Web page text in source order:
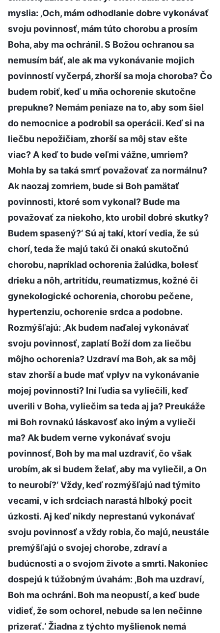
myslia: ‚Och, mám odhodlanie dobre vykonávať
svoju povinnosť, mám túto chorobu a prosím
Boha, aby ma ochránil. S Božou ochranou sa
nemusím báť, ale ak ma vykonávanie mojich
povinností vyčerpá, zhorší sa moja choroba? Čo
budem robiť, keď u mňa ochorenie skutočne
prepukne? Nemám peniaze na to, aby som šiel
do nemocnice a podrobil sa operácii. Keď si na
liečbu nepožičiam, zhorší sa môj stav ešte
viac? A keď to bude veľmi vážne, umriem?
Mohla by sa taká smrť považovať za normálnu?
Ak naozaj zomriem, bude si Boh pamätať
povinnosti, ktoré som vykonal? Bude ma
považovať za niekoho, kto urobil dobré skutky?
Budem spasený?‘ Sú aj takí, ktorí vedia, že sú
chorí, teda že majú takú či onakú skutočnú
chorobu, napríklad ochorenia žalúdka, bolesť
drieku a nôh, artritídu, reumatizmus, kožné či
gynekologické ochorenia, chorobu pečene,
hypertenziu, ochorenie srdca a podobne.
Rozmýšľajú: ‚Ak budem naďalej vykonávať
svoju povinnosť, zaplatí Boží dom za liečbu
môjho ochorenia? Uzdraví ma Boh, ak sa môj
stav zhorší a bude mať vplyv na vykonávanie
mojej povinnosti? Iní ľudia sa vyliečili, keď
uverili v Boha, vyliečim sa teda aj ja? Preukáže
mi Boh rovnakú láskavosť ako iným a vylieči
ma? Ak budem verne vykonávať svoju
povinnosť, Boh by ma mal uzdraviť, čo však
urobím, ak si budem želať, aby ma vyliečil, a On
to neurobí?‘ Vždy, keď rozmýšľajú nad týmito
vecami, v ich srdciach narastá hlboký pocit
úzkosti. Aj keď nikdy neprestanú vykonávať
svoju povinnosť a vždy robia, čo majú, neustále
premýšľajú o svojej chorobe, zdraví a
budúcnosti a o svojom živote a smrti. Nakoniec
dospejú k túžobným úvahám: ‚Boh ma uzdraví,
Boh ma ochráni. Boh ma neopustí, a keď bude
vidieť, že som ochorel, nebude sa len nečinne
prizerať.‘ Žiadna z týchto myšlienok nemá